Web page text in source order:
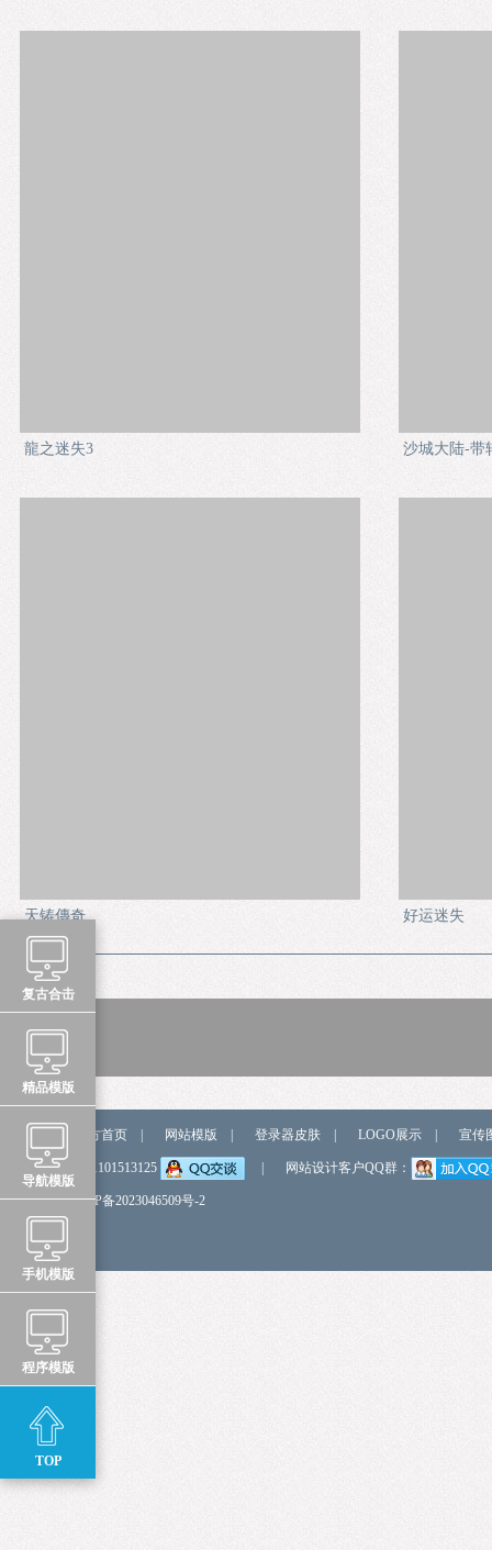
龍之迷失3 沙城大陆-带
天铸傳奇 好运迷失
官方首页 网站模版 登录器皮肤 LOGO展示 宣传
弹我QQ QQ:1101513125 网站设计客户QQ群：
备 案 号 鲁ICP备2023046509号-2
复古合击
精品模版
导航模版
手机模版
程序模版
TOP